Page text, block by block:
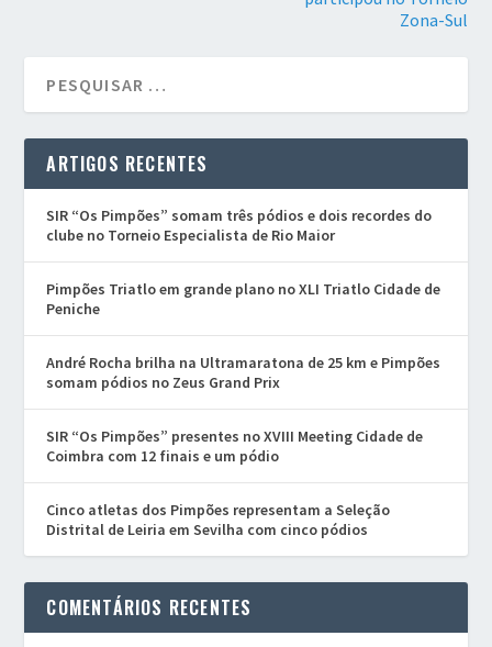
Zona-Sul
ARTIGOS RECENTES
SIR “Os Pimpões” somam três pódios e dois recordes do
clube no Torneio Especialista de Rio Maior
Pimpões Triatlo em grande plano no XLI Triatlo Cidade de
Peniche
André Rocha brilha na Ultramaratona de 25 km e Pimpões
somam pódios no Zeus Grand Prix
SIR “Os Pimpões” presentes no XVIII Meeting Cidade de
Coimbra com 12 finais e um pódio
Cinco atletas dos Pimpões representam a Seleção
Distrital de Leiria em Sevilha com cinco pódios
COMENTÁRIOS RECENTES